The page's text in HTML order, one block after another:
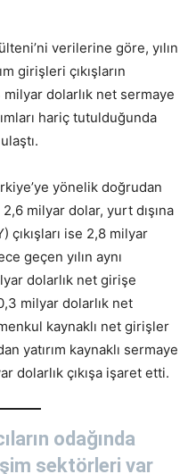
verilerine göre, yılın
girişleri çıkışların
dolarlık net sermaye
hariç tutulduğunda
yönelik doğrudan
milyar dolar, yurt dışına
çıkışları ise 2,8 milyar
geçen yılın aynı
dolarlık net girişe
milyar dolarlık net
kaynaklı net girişler
yatırım kaynaklı sermaye
dolarlık çıkışa işaret etti.
odağında
sektörleri var